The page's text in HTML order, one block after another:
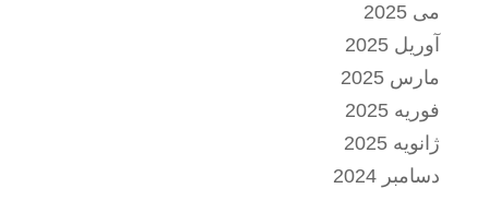
می 2025
آوریل 2025
مارس 2025
فوریه 2025
ژانویه 2025
دسامبر 2024